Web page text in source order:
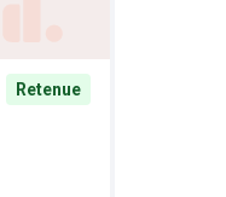
Retenue